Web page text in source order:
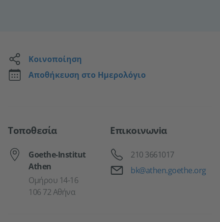
Κοινοποίηση
Αποθήκευση στο Ημερολόγιο
Τοποθεσία
Goethe-Institut
Athen
Ομήρου 14-16
106 72 Αθήνα
Επικοινωνiα
Τηλέφωνο
210 3661017
Email
bk@athen.goethe.org